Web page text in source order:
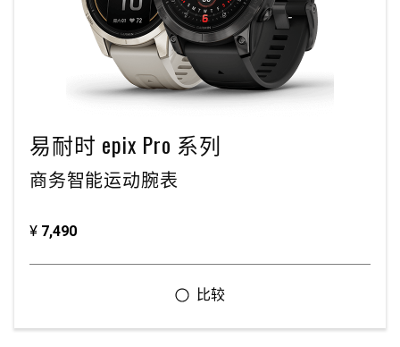
易耐时 epix Pro 系列
商务智能运动腕表
¥ 7,490